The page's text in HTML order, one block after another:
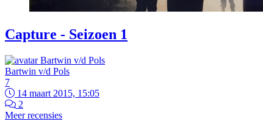
Capture - Seizoen 1
Bartwin v/d Pols
7
14 maart 2015, 15:05
2
Meer recensies